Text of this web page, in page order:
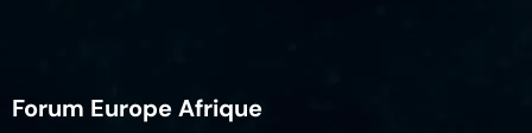
Forum Europe Afrique